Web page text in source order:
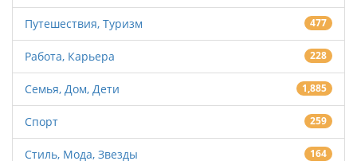
Путешествия, Туризм 477
Работа, Карьера 228
Семья, Дом, Дети 1,885
Спорт 259
Стиль, Мода, Звезды 164